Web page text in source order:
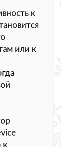
к
или к
к